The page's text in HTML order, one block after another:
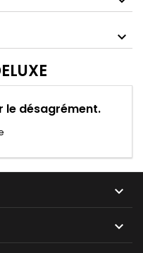
le désagrément.

